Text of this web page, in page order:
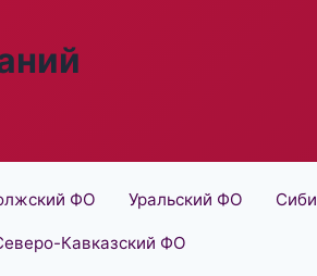
ФО Уральский ФО
Кавказский ФО